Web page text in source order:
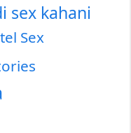
sex kahani
Sex